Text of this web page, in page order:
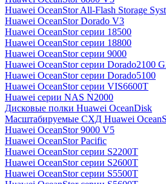
Huawei OceanStor All-Flash Storage
Huawei OceanStor Dorado V3
Huawei OceanStor серии 18500
Huawei OceanStor серии 18800
Huawei OceanStor серии 9000
Huawei OceanStor серии Dorado2100
Huawei OceanStor серии Dorado5100
Huawei OceanStor серии VIS6600T
Huawei серии NAS N2000
Дисковые полки Huawei OceanDisk
Масштабируемые СХД Huawei
Huawei OceanStor 9000 V5
Huawei OceanStor Pacific
Huawei OceanStor серии S2200T
Huawei OceanStor серии S2600T
Huawei OceanStor серии S5500T